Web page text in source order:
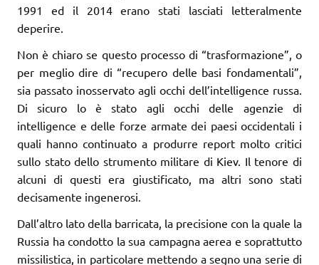
1991 ed il 2014 erano stati lasciati letteralmente
deperire.
Non è chiaro se questo processo di “trasformazione”, o
per meglio dire di “recupero delle basi fondamentali”,
sia passato inosservato agli occhi dell’intelligence russa.
Di sicuro lo è stato agli occhi delle agenzie di
intelligence e delle forze armate dei paesi occidentali i
quali hanno continuato a produrre report molto critici
sullo stato dello strumento militare di Kiev. Il tenore di
alcuni di questi era giustificato, ma altri sono stati
decisamente ingenerosi.
Dall’altro lato della barricata, la precisione con la quale la
Russia ha condotto la sua campagna aerea e soprattutto
missilistica, in particolare mettendo a segno una serie di